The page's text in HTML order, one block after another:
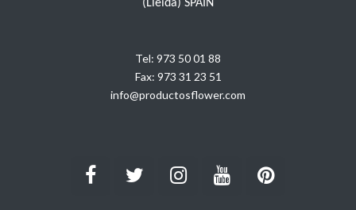
(Lleida) SPAIN
Tel: 973 50 01 88
Fax: 973 31 23 51
info@productosflower.com